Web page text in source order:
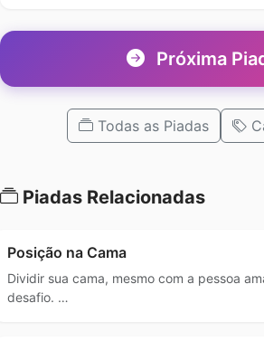
Próxima
Todas as Piadas
Piadas Relacionadas
Posição na Cama
Dividir sua cama, mesmo com a pessoa
desafio. …